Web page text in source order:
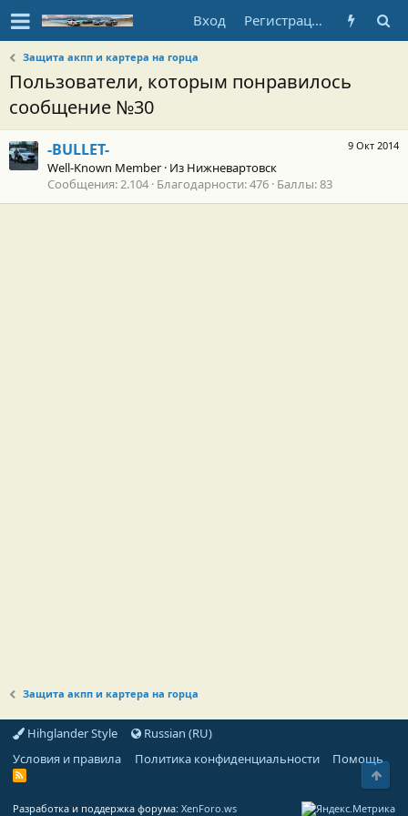
Вход Регистрация
Защита акпп и картера на горца
Пользователи, которым понравилось
сообщение №30
9 Окт 2014
-BULLET-
Well-Known Member · Из Нижневартовск
Сообщения 2.104 Благодарности 476 Баллы 83
Защита акпп и картера на горца
Hihglander Style
Russian (RU)
Условия и правила
Политика конфиденциальности Помощь
R
Разработка и поддержка форума: XenForo.ws